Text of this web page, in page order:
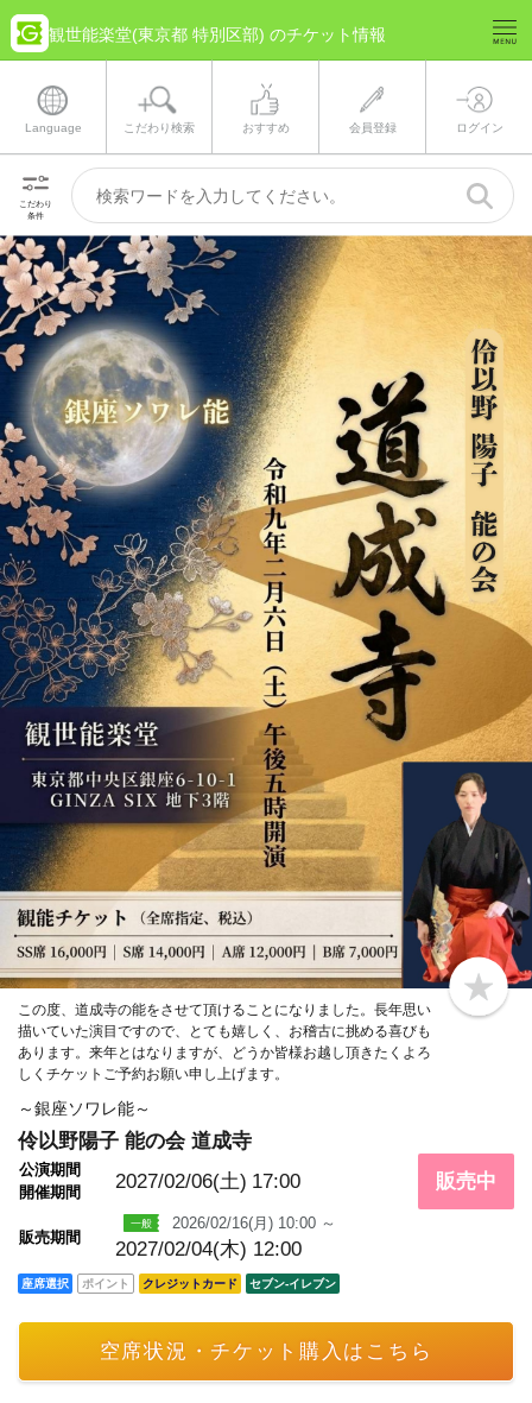
観世能楽堂(東京都 特別区部) のチケット情報
Language こだわり検索 おすすめ 会員登録 ログイン
こだわり
条件
b
o
この度、道成寺の能をさせて頂けることになりました。長年思い
描いていた演目ですので、とても嬉しく、お稽古に挑める喜びも
あります。来年とはなりますが、どうか皆様お越し頂きたくよろ
しくチケットご予約お願い申し上げます。
～銀座ソワレ能～
伶以野陽子 能の会 道成寺
公演期間
開催期間
2027/02/06(土) 17:00
販売期間
2026/02/16(月) 10:00 ～
2027/02/04(木) 12:00
販売中
座席選択 ポイント クレジットカード セブン‐イレブン
空席状況・チケット購入はこちら